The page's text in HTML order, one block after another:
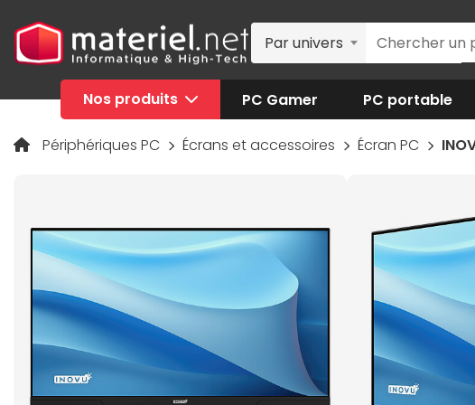
Par univers
Nos produits PC Gamer PC portable
Périphériques PC Écrans et accessoires Écran PC